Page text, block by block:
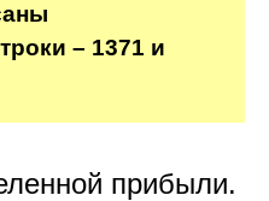
– 1371 и
прибыли.